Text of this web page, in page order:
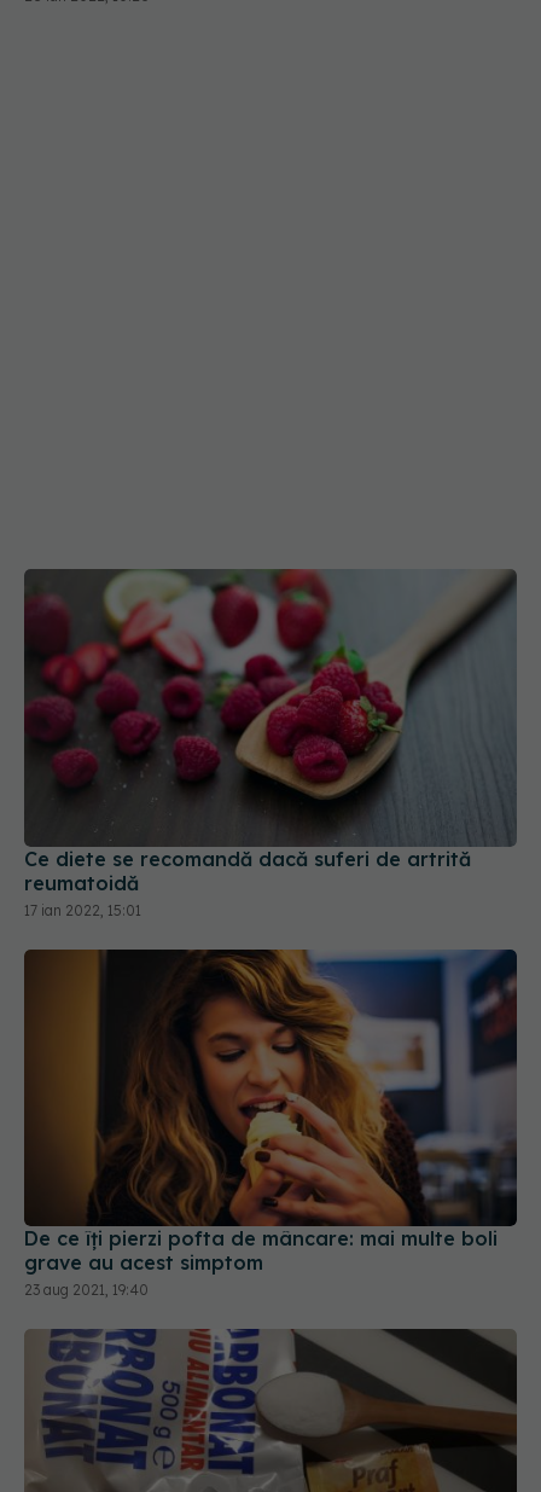
Ce diete se recomandă dacă suferi de artrită
reumatoidă
17 ian 2022, 15:01
De ce îți pierzi pofta de mâncare: mai multe boli
grave au acest simptom
23 aug 2021, 19:40